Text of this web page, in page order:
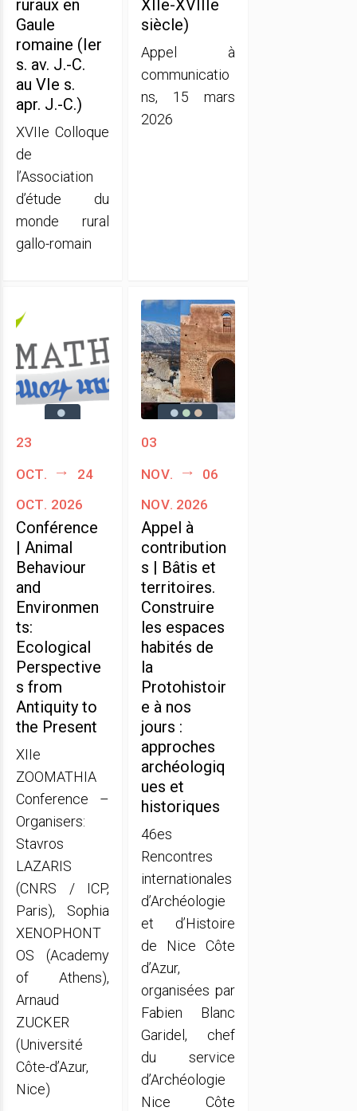
ruraux en
Gaule
romaine (Ier
s. av. J.-C.
au VIe s.
apr. J.-C.)
XVIIe Colloque
de
l’Association
d’étude du
monde rural
gallo-romain
XIIe-XVIIIe
siècle)
Appel à
communicatio
ns, 15 mars
2026
23
oct.
24
oct. 2026
Conférence
| Animal
Behaviour
and
Environmen
ts:
Ecological
Perspective
s from
Antiquity to
the Present
XIIe
ZOOMATHIA
Conference –
Organisers:
Stavros
LAZARIS
(CNRS / ICP,
Paris), Sophia
XENOPHONT
OS (Academy
of Athens),
Arnaud
ZUCKER
(Université
Côte-d’Azur,
Nice)
03
nov.
06
nov. 2026
Appel à
contribution
s | Bâtis et
territoires.
Construire
les espaces
habités de
la
Protohistoir
e à nos
jours :
approches
archéologiq
ues et
historiques
46es
Rencontres
internationales
d’Archéologie
et d’Histoire
de Nice Côte
d’Azur,
organisées par
Fabien Blanc
Garidel, chef
du service
d’Archéologie
Nice Côte